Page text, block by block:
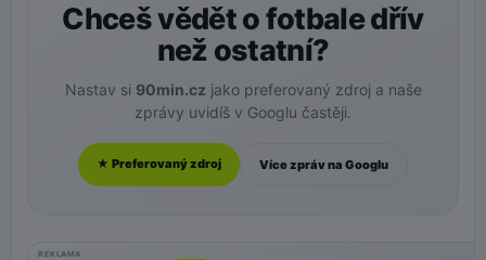
Chceš vědět o fotbale dřív
než ostatní?
Nastav si 90min.cz jako preferovaný zdroj a naše
zprávy uvidíš v Googlu častěji.
★ Preferovaný zdroj Více zpráv na Googlu
REKLAMA